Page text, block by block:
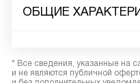
ОБЩИЕ
* Все сведения, указанные на
и не являются публичной